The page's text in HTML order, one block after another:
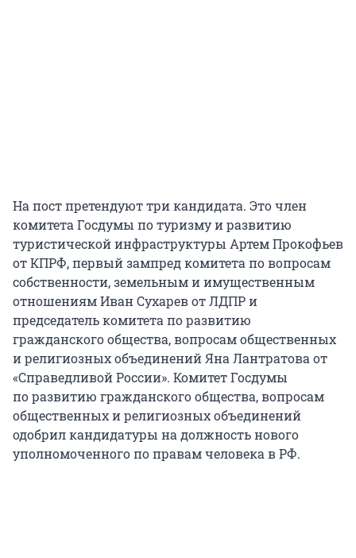
На пост претендуют три кандидата. Это член
комитета Госдумы по туризму и развитию
туристической инфраструктуры Артем Прокофьев
от КПРФ, первый зампред комитета по вопросам
собственности, земельным и имущественным
отношениям Иван Сухарев от ЛДПР и
председатель комитета по развитию
гражданского общества, вопросам общественных
и религиозных объединений Яна Лантратова от
«Справедливой России». Комитет Госдумы
по развитию гражданского общества, вопросам
общественных и религиозных объединений
одобрил кандидатуры на должность нового
уполномоченного по правам человека в РФ.